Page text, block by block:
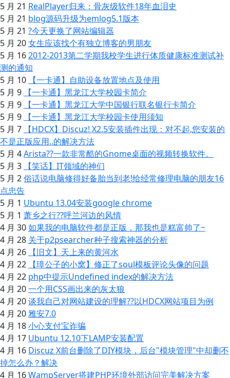
5 月 21 RealPlayer归来：骨灰级软件18年血泪史
5 月 21 blog源码升级为emlog5.1版本
5 月 21 ?今天更换了网站编辑器
5 月 20女生应该找个有独立博客的男朋友
5 月 162012-2013第二学期我校学生进行体质健康标准测试补
测的通知
5 月 10
【一卡通】自助设备放置地点及使用
5 月 9
【一卡通】黑龙江大学校园卡简介
5 月 9
【一卡通】黑龙江大学中国银行联名银行卡简介
5 月 9
【一卡通】黑龙江大学校园卡使用须知
5 月 7
【HDCX】Discuz! X2.5安装插件出现：对不起,您安装的
不是正版应用..的解决方法
5 月 4Arista??一款非常酷的Gnome桌面的视频转换软件。
5 月 3
【笑话】IT领域的神们
5 月 2俗话说电脑修得好备胎当到老!给经常修理电脑的朋友16
点忠告
5 月 1 Ubuntu 13.04安装google chrome
5 月 1 萧乡之行??呼兰河边的风情
4 月 30如果我的电脑软件都是正版，那我也是糕富帅了~
4 月 28 关于p2psearcher种子搜索神器的分析
4 月 26
【旧文】天上来的黄河水
4 月 22
【璋公子的小窝】修正了soul模板评论头像的问题
4 月 22 php中提示Undefined index的解决方法
4 月 20一个用CSS画出来的灰太狼
4 月 20谈我自己对网站建设的理解??以HDCX网站项目为例
4 月 20雅安7.0
4 月 18小心支付宝诈骗
4 月 17 Ubuntu 12.10下LAMP安装配置
4 月 16 Discuz X前台删除了DIY模块，后台"模块管理"中却删不
掉怎么办？解决
4 月 16WampServer搭建PHP环境外部访问完美解决方案